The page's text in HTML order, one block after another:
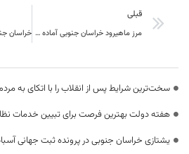
قبلی
مرز ماهیرود خراسان جنوبی آماده خدمت‌رسانی به تجار است
سخت‌ترین شرایط پس از انقلاب را با اتکای به
هفته دولت بهترین فرصت برای تبیین خدمات
یشتازی خراسان جنوبی در پرونده ثبت جهانی